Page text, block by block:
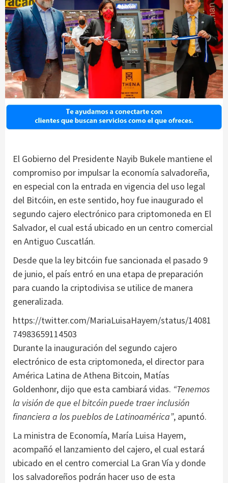
El Gobierno del Presidente Nayib Bukele mantiene el
compromiso por impulsar la economía salvadoreña,
en especial con la entrada en vigencia del uso legal
del Bitcóin, en este sentido, hoy fue inaugurado el
segundo cajero electrónico para criptomoneda en El
Salvador, el cual está ubicado en un centro comercial
en Antiguo Cuscatlán.
Desde que la ley bitcóin fue sancionada el pasado 9
de junio, el país entró en una etapa de preparación
para cuando la criptodivisa se utilice de manera
generalizada.
https://twitter.com/MariaLuisaHayem/status/14081
74983659114503
Durante la inauguración del segundo cajero
electrónico de esta criptomoneda, el director para
América Latina de Athena Bitcoin, Matías
Goldenhonr, dijo que esta cambiará vidas. “Tenemos
la visión de que el bitcóin puede traer inclusión
financiera a los pueblos de Latinoamérica”, apuntó.
La ministra de Economía, María Luisa Hayem,
acompañó el lanzamiento del cajero, el cual estará
ubicado en el centro comercial La Gran Vía y donde
los salvadoreños podrán hacer uso de esta